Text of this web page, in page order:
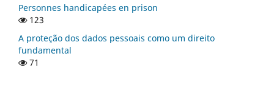
Personnes handicapées en prison
123
A proteção dos dados pessoais como um direito
fundamental
71